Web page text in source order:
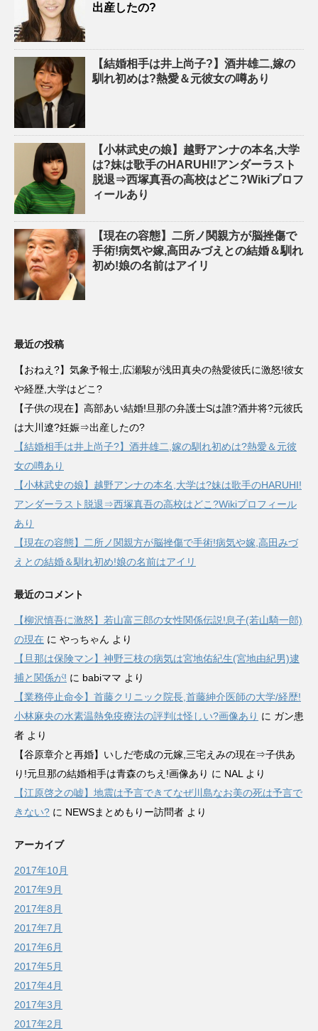
出産したの?
【結婚相手は井上尚子?】酒井雄二,嫁の
馴れ初めは?熱愛＆元彼女の噂あり
【小林武史の娘】越野アンナの本名,大学
は?妹は歌手のHARUHI!アンダーラスト
脱退⇒西塚真吾の高校はどこ?Wikiプロフ
ィールあり
【現在の容態】二所ノ関親方が脳挫傷で
手術!病気や嫁,高田みづえとの結婚＆馴れ
初め!娘の名前はアイリ
最近の投稿
【おねえ?】気象予報士,広瀬駿が浅田真央の熱愛彼氏に激怒!彼女
や経歴,大学はどこ?
【子供の現在】高部あい結婚!旦那の弁護士Sは誰?酒井将?元彼氏
は大川遼?妊娠⇒出産したの?
【結婚相手は井上尚子?】酒井雄二,嫁の馴れ初めは?熱愛＆元彼
女の噂あり
【小林武史の娘】越野アンナの本名,大学は?妹は歌手のHARUHI!
アンダーラスト脱退⇒西塚真吾の高校はどこ?Wikiプロフィール
あり
【現在の容態】二所ノ関親方が脳挫傷で手術!病気や嫁,高田みづ
えとの結婚＆馴れ初め!娘の名前はアイリ
最近のコメント
【柳沢慎吾に激怒】若山富三郎の女性関係伝説!息子(若山騎一郎)
の現在 に やっちゃん より
【旦那は保険マン】神野三枝の病気は宮地佑紀生(宮地由紀男)逮
捕と関係が! に babiママ より
【業務停止命令】首藤クリニック院長,首藤紳介医師の大学/経歴!
小林麻央の水素温熱免疫療法の評判は怪しい?画像あり に ガン患
者 より
【谷原章介と再婚】いしだ壱成の元嫁,三宅えみの現在⇒子供あ
り!元旦那の結婚相手は青森のちえ!画像あり に NALより
【江原啓之の嘘】地震は予言できてなぜ川島なお美の死は予言で
きない? に NEWSまとめもりー訪問者 より
アーカイブ
2017年10月
2017年9月
2017年8月
2017年7月
2017年6月
2017年5月
2017年4月
2017年3月
2017年2月